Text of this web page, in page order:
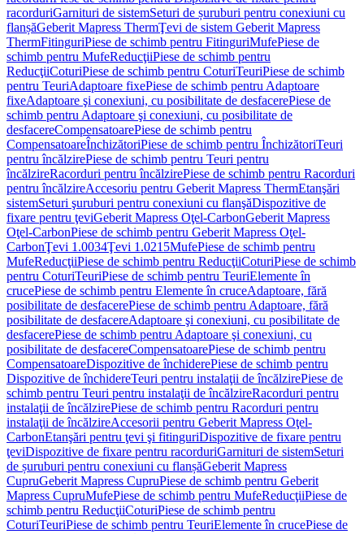
racorduriGarnituri de sistemSeturi de șuruburi pentru conexiuni cu
flanșăGeberit Mapress ThermŢevi de sistem Geberit Mapress
ThermFitinguriPiese de schimb pentru FitinguriMufePiese de
schimb pentru MufeReducţiiPiese de schimb pentru
ReducţiiCoturiPiese de schimb pentru CoturiTeuriPiese de schimb
pentru TeuriAdaptoare fixePiese de schimb pentru Adaptoare
fixeAdaptoare şi conexiuni, cu posibilitate de desfacerePiese de
schimb pentru Adaptoare şi conexiuni, cu posibilitate de
desfacereCompensatoarePiese de schimb pentru
CompensatoareÎnchizătoriPiese de schimb pentru ÎnchizătoriTeuri
pentru încălzirePiese de schimb pentru Teuri pentru
încălzireRacorduri pentru încălzirePiese de schimb pentru Racorduri
pentru încălzireAccesoriu pentru Geberit Mapress ThermEtanşări
sistemSeturi şuruburi pentru conexiuni cu flanşăDispozitive de
fixare pentru ţeviGeberit Mapress Oţel-CarbonGeberit Mapress
Oţel-CarbonPiese de schimb pentru Geberit Mapress Oţel-
CarbonŢevi 1.0034Ţevi 1.0215MufePiese de schimb pentru
MufeReducţiiPiese de schimb pentru ReducţiiCoturiPiese de schimb
pentru CoturiTeuriPiese de schimb pentru TeuriElemente în
crucePiese de schimb pentru Elemente în cruceAdaptoare, fără
posibilitate de desfacerePiese de schimb pentru Adaptoare, fără
posibilitate de desfacereAdaptoare şi conexiuni, cu posibilitate de
desfacerePiese de schimb pentru Adaptoare şi conexiuni, cu
posibilitate de desfacereCompensatoarePiese de schimb pentru
CompensatoareDispozitive de închiderePiese de schimb pentru
Dispozitive de închidereTeuri pentru instalaţii de încălzirePiese de
schimb pentru Teuri pentru instalaţii de încălzireRacorduri pentru
instalaţii de încălzirePiese de schimb pentru Racorduri pentru
instalaţii de încălzireAccesorii pentru Geberit Mapress Oţel-
CarbonEtanşări pentru ţevi şi fitinguriDispozitive de fixare pentru
ţeviDispozitive de fixare pentru racorduriGarnituri de sistemSeturi
de șuruburi pentru conexiuni cu flanșăGeberit Mapress
CupruGeberit Mapress CupruPiese de schimb pentru Geberit
Mapress CupruMufePiese de schimb pentru MufeReducţiiPiese de
schimb pentru ReducţiiCoturiPiese de schimb pentru
CoturiTeuriPiese de schimb pentru TeuriElemente în crucePiese de